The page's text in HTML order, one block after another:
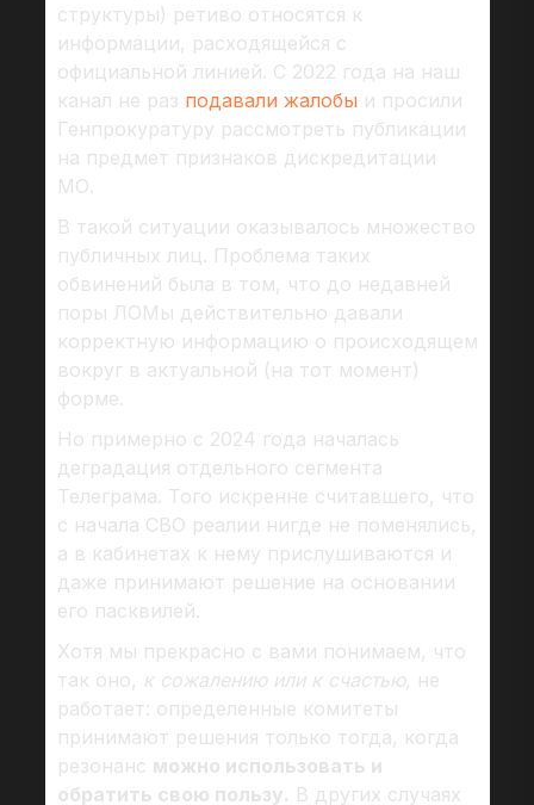
структуры) ретиво относятся к
информации, расходящейся с
официальной линией. С 2022 года на наш
канал не раз подавали жалобы и просили
Генпрокуратуру рассмотреть публикации
на предмет признаков дискредитации
МО.
В такой ситуации оказывалось множество
публичных лиц. Проблема таких
обвинений была в том, что до недавней
поры ЛОМы действительно давали
корректную информацию о происходящем
вокруг в актуальной (на тот момент)
форме.
Но примерно с 2024 года началась
деградация отдельного сегмента
Телеграма. Того искренне считавшего, что
с начала СВО реалии нигде не поменялись,
а в кабинетах к нему прислушиваются и
даже принимают решение на основании
его пасквилей.
Хотя мы прекрасно с вами понимаем, что
так оно, к сожалению или к счастью, не
работает: определенные комитеты
принимают решения только тогда, когда
резонанс можно использовать и
обратить свою пользу. В других случаях